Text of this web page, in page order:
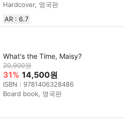
Hardcover, 영국판
AR : 6.7
What's the Time, Maisy?
20,900원
31% 14,500원
ISBN : 9781406328486
Board book, 영국판